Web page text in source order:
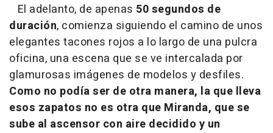
El adelanto, de apenas 50 segundos de
duración, comienza siguiendo el camino de unos
elegantes tacones rojos a lo largo de una pulcra
oficina, una escena que se ve intercalada por
glamurosas imágenes de modelos y desfiles.
Como no podía ser de otra manera, la que lleva
esos zapatos no es otra que Miranda, que se
sube al ascensor con aire decidido y un